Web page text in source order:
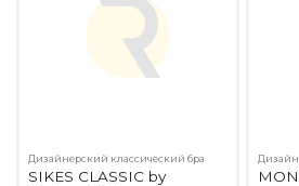
Подбор, производство и
Все категории товаров
Дизайнерский классический бра
SIKES CLASSIC by